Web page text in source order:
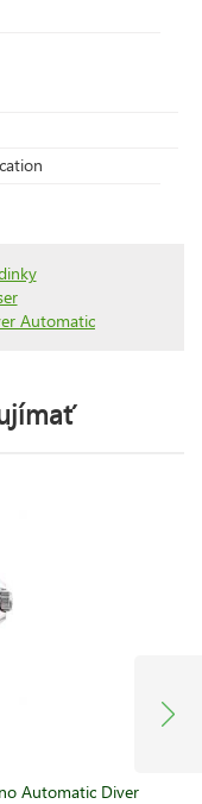
Automatic
Automatic Diver